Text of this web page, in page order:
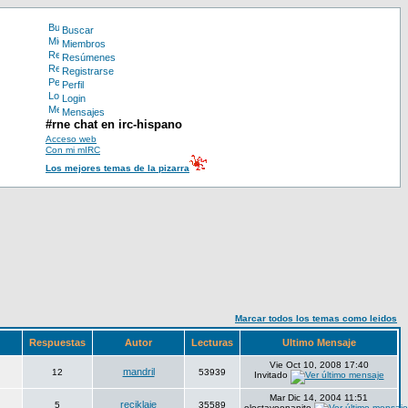
Buscar
Miembros
Resúmenes
Registrarse
Perfil
Login
Mensajes
#rne chat en irc-hispano
Acceso web
Con mi mIRC
Los mejores temas de la pizarra
Marcar todos los temas como leidos
Respuestas Autor Lecturas Ultimo Mensaje
12 mandril 53939
Vie Oct 10, 2008 17:40
Invitado
5 reciklaje 35589
Mar Dic 14, 2004 11:51